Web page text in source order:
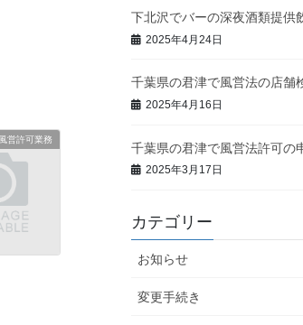
風営許可業務
下北沢でバーの深夜酒類提供
2025年4月24日
千葉県の君津で風営法の店舗
2025年4月16日
千葉県の君津で風営法許可の
2025年3月17日
カテゴリー
お知らせ
変更手続き